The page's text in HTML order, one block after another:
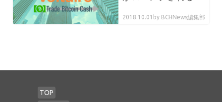
2018.10.01 by BCHNews編集部
TOP